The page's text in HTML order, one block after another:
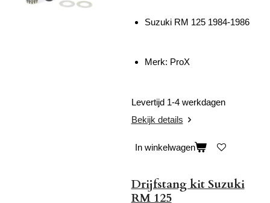
Suzuki RM 125 1984-1986
Merk: ProX
Levertijd 1-4 werkdagen
Bekijk details
In winkelwagen
Drijfstang kit Suzuki
RM 125